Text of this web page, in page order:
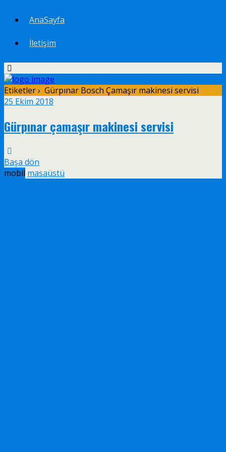
AnaSayfa
İletişim
Etiketler › Gürpınar Bosch Çamaşır makinesi servisi
25 Ekim 2018
Gürpınar çamaşır makinesi servisi
Başa dön
mobil masaüstü